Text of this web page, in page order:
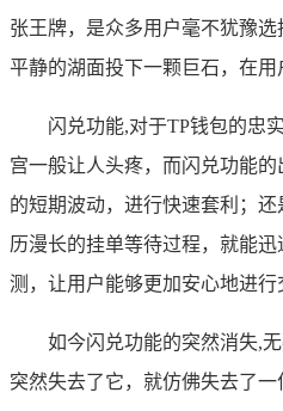
张王牌，是众多用户毫不犹豫
平静的湖面投下一颗巨石，在
闪兑功能,对于TP钱包的忠
宫一般让人头疼，而闪兑功能
的短期波动，进行快速套利；
历漫长的挂单等待过程，就能
测，让用户能够更加安心地进行
如今闪兑功能的突然消失,
突然失去了它，就仿佛失去了